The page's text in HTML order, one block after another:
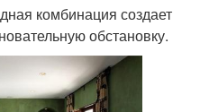
комбинация создает
обстановку.